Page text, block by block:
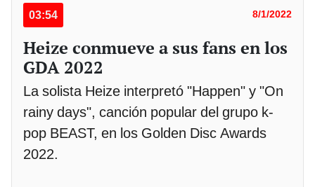
03:54 8/1/2022
Heize conmueve a sus fans en los
GDA 2022
La solista Heize interpretó "Happen" y "On
rainy days", canción popular del grupo k-
pop BEAST, en los Golden Disc Awards
2022.